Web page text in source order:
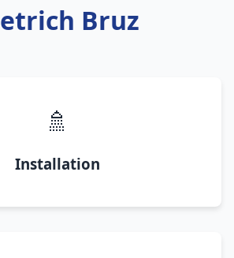
Bruz
🚿
Installation